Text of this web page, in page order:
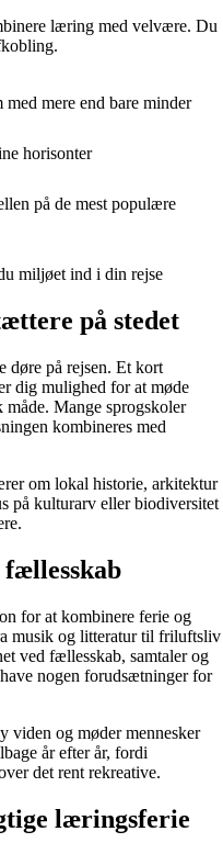
læring med velvære. Du
mere end bare minder
horisonter
på de mest populære
miljøet ind i din rejse
på stedet
døre på rejsen. Et kort
dig mulighed for at møde
Mange sprogskoler
kombineres med
om lokal historie, arkitektur
på kulturarv eller biodiversitet
for at kombinere ferie og
musik og litteratur til friluftsliv
ved fællesskab, samtaler og
nogen forudsætninger for
viden og møder mennesker
år efter år, fordi
det rent rekreative.
læringsferie